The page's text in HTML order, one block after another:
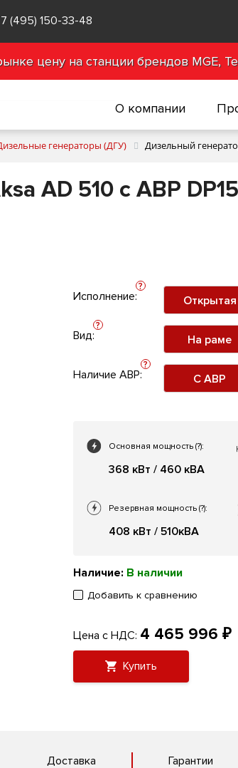
7 (495) 150-33-48
цену на станции брендов MGE,
О компании
генераторы (ДГУ) Дизельный
AD 510 с АВР
Исполнение:
?
Открытая
Вид:
?
На раме
Наличие АВР:
?
С АВР
Основная мощность (?):
368 кВт / 460 кВА
Резервная мощность (?):
408 кВт / 510кВА
Наличие: В наличии
Добавить к сравнению
Цена с НДС: 4 465 996 ₽
Купить
Доставка Гарантии